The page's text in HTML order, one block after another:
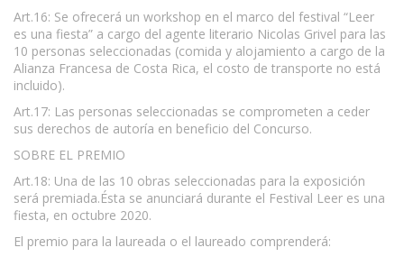
Art.16: Se ofrecerá un workshop en el marco del festival “Leer
es una fiesta” a cargo del agente literario Nicolas Grivel para las
10 personas seleccionadas (comida y alojamiento a cargo de la
Alianza Francesa de Costa Rica, el costo de transporte no está
incluido).
Art.17: Las personas seleccionadas se comprometen a ceder
sus derechos de autoría en beneficio del Concurso.
SOBRE EL PREMIO
Art.18: Una de las 10 obras seleccionadas para la exposición
será premiada.Ésta se anunciará durante el Festival Leer es una
fiesta, en octubre 2020.
El premio para la laureada o el laureado comprenderá: